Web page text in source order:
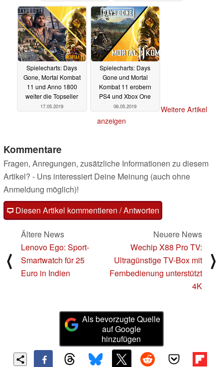
Spielecharts: Days
Gone, Mortal Kombat
11 und Anno 1800
weiter die Topseller
17.05.2019
Spielecharts: Days
Gone und Mortal
Kombat 11 erobern
PS4 und Xbox One
06.05.2019
Weitere Artikel
anzeigen
Kommentare
Fragen, Anregungen, zusätzliche Informationen zu diesem
Artikel? - Uns interessiert Deine Meinung (auch ohne
Anmeldung möglich)!
Diesen Artikel kommentieren / Antworten
⟨
Ältere News
Lenovo Ego: Sport-
Smartwatch für 25
Euro in Indien
Neuere News
Wechip X88 Pro TV:
Ultragünstige TV-Box mit
Fernbedienung unterstützt
4K
⟩
Als bevorzugte Quelle
auf Google
hinzufügen